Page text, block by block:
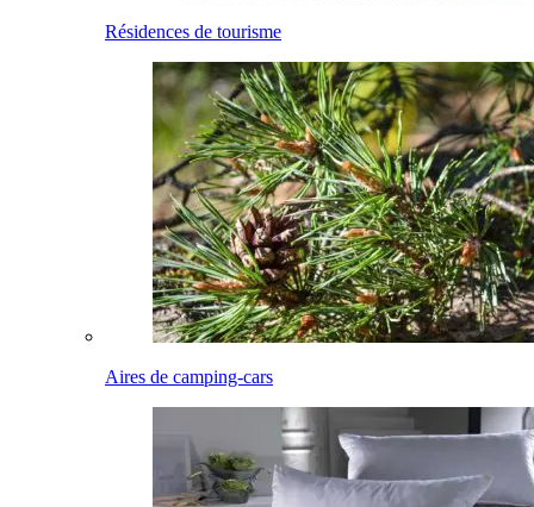
Résidences de tourisme
Aires de camping-cars